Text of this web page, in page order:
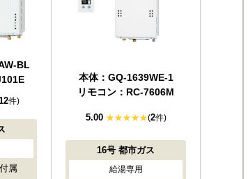
BL
件)
属
本体：GQ-1639WE-1
リモコン：RC-7606M
5.00 (2件)
16号 都市ガス
給湯専用